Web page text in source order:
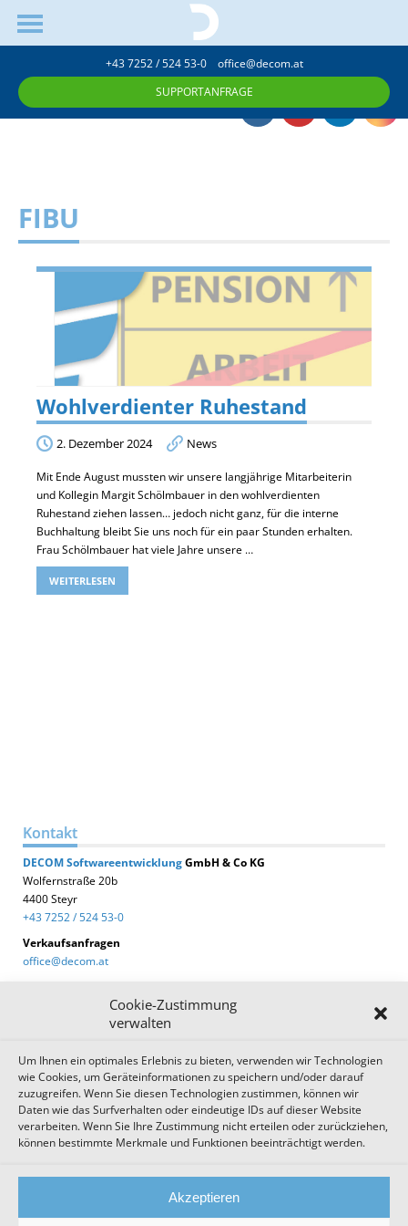
Cookie-Zustimmung
verwalten
Um Ihnen ein optimales Erlebnis zu bieten, verwenden wir Technologien
wie Cookies, um Geräteinformationen zu speichern und/oder darauf
zuzugreifen. Wenn Sie diesen Technologien zustimmen, können wir
Daten wie das Surfverhalten oder eindeutige IDs auf dieser Website
verarbeiten. Wenn Sie Ihre Zustimmung nicht erteilen oder zurückziehen,
können bestimmte Merkmale und Funktionen beeinträchtigt werden.
Akzeptieren
+43 7252 / 524 53-0 office@decom.at
SUPPORTANFRAGE
FIBU
Wohlverdienter Ruhestand
2. Dezember 2024 News
Mit Ende August mussten wir unsere langjährige Mitarbeiterin
und Kollegin Margit Schölmbauer in den wohlverdienten
Ruhestand ziehen lassen… jedoch nicht ganz, für die interne
Buchhaltung bleibt Sie uns noch für ein paar Stunden erhalten.
Frau Schölmbauer hat viele Jahre unsere …
WEITERLESEN
Kontakt
DECOMSoftwareentwicklungGmbH & Co KG
Wolfernstraße 20b
4400 Steyr
+43 7252 / 524 53-0
Verkaufsanfragen
office@decom.at
DECOM News
Zum Newsletter anmelden!